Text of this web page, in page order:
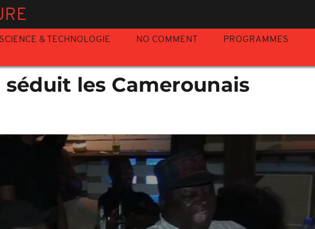
SCIENCE & TECHNOLOGIE NO COMMENT PROGRAMMES
les Camerounais